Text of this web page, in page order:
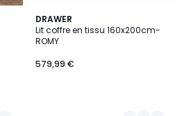
DRAWER
Lit coffre en tissu 160x200cm-
ROMY
579,99 €
2
Couleurs